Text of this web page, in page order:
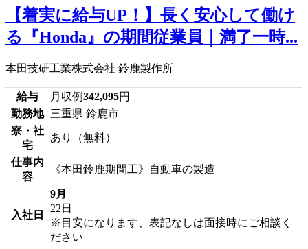
【着実に給与UP！】長く安心して働け
る『Honda』の期間従業員｜満了一時...
本田技研工業株式会社 鈴鹿製作所
給与 月収例342,095円
勤務地 三重県 鈴鹿市
寮・社
宅
あり（無料）
仕事内
容
《本田鈴鹿期間工》自動車の製造
入社日
9月
22日
※目安になります、表記なしは面接時にご相談く
ださい